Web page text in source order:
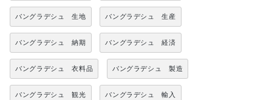
バングラデシュ 生地 バングラデシュ 生産
バングラデシュ 納期 バングラデシュ 経済
バングラデシュ 衣料品 バングラデシュ 製造
バングラデシュ 観光 バングラデシュ 輸入